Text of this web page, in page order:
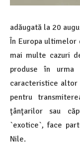
adăugată la 20
În Europa ultimelor
mai multe cazuri
produse în urma
caracteristice altor
pentru
ţânţarilor sau
`exotice`, face
Nile.